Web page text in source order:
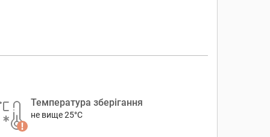
Температура зберігання
не вище 25°C